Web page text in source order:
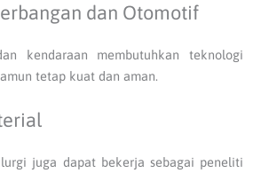
dan Otomotif
kendaraan membutuhkan teknologi
tetap kuat dan aman.
juga dapat bekerja sebagai peneliti